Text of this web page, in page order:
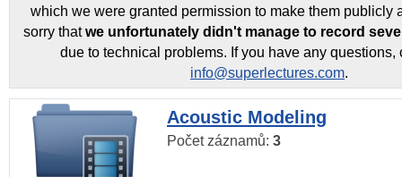
which we were granted permission to make them publicly
sorry thatwe unfortunately didn't manage to record
due to technical problems. If you have any questions,
info@superlectures.com.
Acoustic Modeling
Počet záznamů: 3